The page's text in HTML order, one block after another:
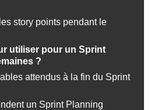
story points pendant le
utiliser pour un Sprint
?
attendus à la fin du Sprint
un Sprint Planning